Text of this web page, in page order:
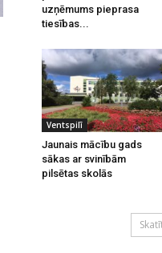
uzņēmums pieprasa
tiesības...
Ventspilī
Jaunais mācību gads
sākas ar svinībām
pilsētas skolās